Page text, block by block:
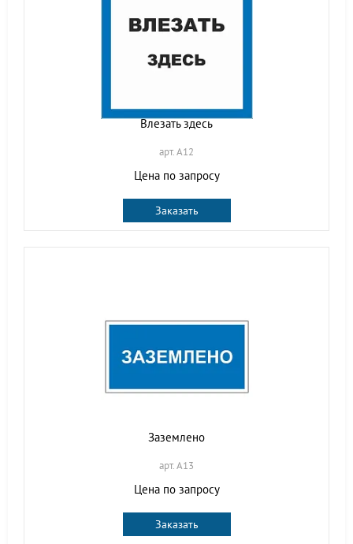
Влезать здесь
арт. A12
Цена по запросу
Заказать
Заземлено
арт. A13
Цена по запросу
Заказать